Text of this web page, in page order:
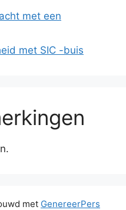
met een
met SIC -buis
met GenereerPers